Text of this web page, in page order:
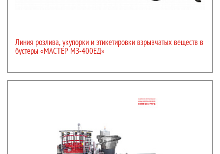
Линия розлива, укупорки и этикетировки взрывчатых веществ в
бустеры «МАСТЕР МЗ-400ЕД»